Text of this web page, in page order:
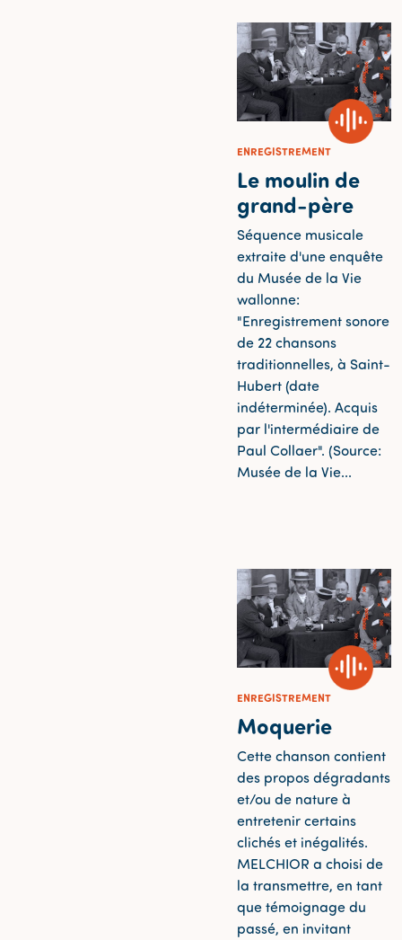
ENREGISTREMENT
Le moulin de
grand-père
Séquence musicale
extraite d'une enquête
du Musée de la Vie
wallonne:
"Enregistrement sonore
de 22 chansons
traditionnelles, à Saint-
Hubert (date
indéterminée). Acquis
par l'intermédiaire de
Paul Collaer". (Source:
Musée de la Vie...
ENREGISTREMENT
Moquerie
Cette chanson contient
des propos dégradants
et/ou de nature à
entretenir certains
clichés et inégalités.
MELCHIOR a choisi de
la transmettre, en tant
que témoignage du
passé, en invitant